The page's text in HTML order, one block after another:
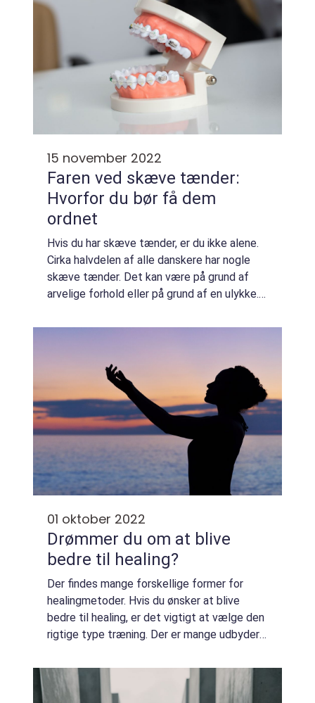
15 november 2022
Faren ved skæve tænder:
Hvorfor du bør få dem
ordnet
Hvis du har skæve tænder, er du ikke alene.
Cirka halvdelen af alle danskere har nogle
skæve tænder. Det kan være på grund af
arvelige forhold eller på grund af en ulykke.
over deres skæve tænder, og det kan ...
01 oktober 2022
Drømmer du om at blive
bedre til healing?
Der findes mange forskellige former for
healingmetoder. Hvis du ønsker at blive
bedre til healing, er det vigtigt at vælge den
rigtige type træning. Der er mange udbydere
ikke alle er lige gode. Så hvordan ...